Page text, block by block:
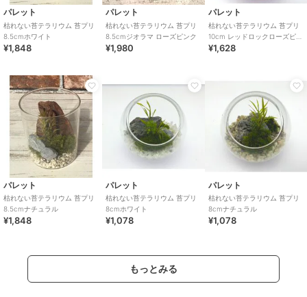
パレット
枯れない苔テラリウム 苔プリ
8.5cmホワイト
¥1,848
パレット
枯れない苔テラリウム 苔プリ
8.5cmジオラマ ローズピンク
¥1,980
パレット
枯れない苔テラリウム 苔プリ
10cm レッドロックローズピン
ク
¥1,628
パレット
枯れない苔テラリウム 苔プリ
8.5cmナチュラル
¥1,848
パレット
枯れない苔テラリウム 苔プリ
8cmホワイト
¥1,078
パレット
枯れない苔テラリウム 苔プリ
8cmナチュラル
¥1,078
もっとみる